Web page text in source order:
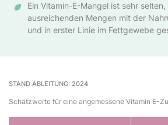
Ein Vitamin-E-Mangel ist sehr
ausreichenden Mengen mit der
und in erster Linie im Fettgewebe
STAND ABLEITUNG: 2024
Schätzwerte für eine angemessene Vitamin E-